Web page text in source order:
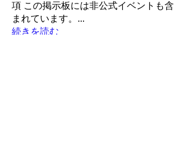
項 この掲示板には非公式イベントも含
まれています。 ...
続きを読む